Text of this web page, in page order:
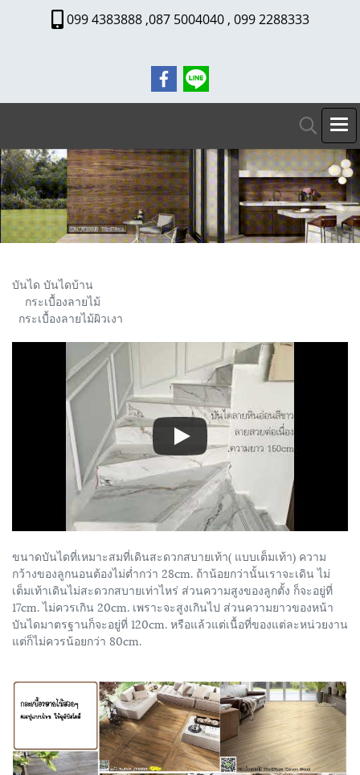
099 4383888 ,087 5004040 , 099 2288333
บันได บันไดบ้าน
กระเบื้องลายไม้
กระเบื้องลายไม้ผิวเงา
ขนาดบันไดที่เหมาะสมที่เดินสะดวกสบายเท้า( แบบเต็มเท้า) ความ
กว้างของลูกนอนต้องไม่ต่ำกว่า 28cm. ถ้าน้อยกว่านั้นเราจะเดิน ไม่
เต็มเท้าเดินไม่สะดวกสบายเท่าไหร่ ส่วนความสูงของลูกตั้ง ก็จะอยู่ที่
17cm. ไม่ควรเกิน 20cm. เพราะจะสูงเกินไป ส่วนความยาวของหน้า
บันไดมาตรฐานก็จะอยู่ที่ 120cm. หรือแล้วแต่เนื้อที่ของแต่ละหน่วยงาน
แต่ก็ไม่ควรน้อยกว่า 80cm.